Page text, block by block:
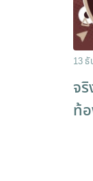
13
จ
ท้